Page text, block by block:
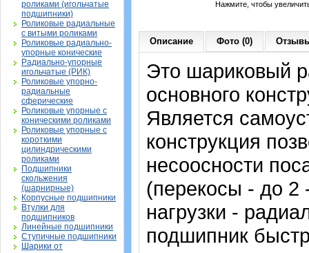
роликами (игольчатые
подшипники)
Роликовые радиальные
с витыми роликами
Роликовые радиально-
упорные конические
Радиально-упорные
игольчатые (РИК)
Роликовые упорно-
радиальные
сферические
Роликовые упорные с
коническими роликами
Роликовые упорные с
короткими
цилиндрическими
роликами
Подшипники
скольжения
(шарнирные)
Корпусные подшипники
Втулки для
подшипников
Линейные подшипники
Ступичные подшипники
Шарики от
Нажмите, чтобы
Описание Фото (0)
Это шариковый
основного
Является
конструкция
несоосности
(перекосы - до 2
нагрузки -
подшипник